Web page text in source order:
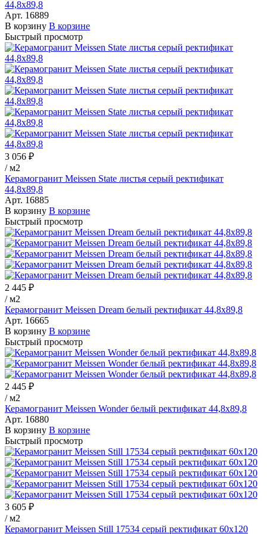
44,8x89,8
Арт. 16889
В корзину В корзине
Быстрый просмотр
3 056 ₽
/ м2
Керамогранит Meissen State листья серый ректификат
44,8x89,8
Арт. 16885
В корзину В корзине
Быстрый просмотр
2 445 ₽
/ м2
Керамогранит Meissen Dream белый ректификат 44,8х89,8
Арт. 16665
В корзину В корзине
Быстрый просмотр
2 445 ₽
/ м2
Керамогранит Meissen Wonder белый ректификат 44,8x89,8
Арт. 16880
В корзину В корзине
Быстрый просмотр
3 605 ₽
/ м2
Керамогранит Meissen Still 17534 серый ректификат 60x120